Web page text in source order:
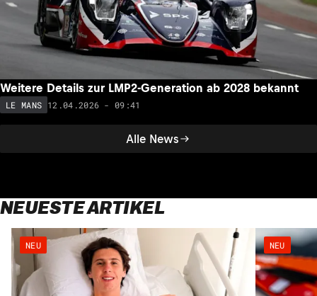
Alle News
Weitere Details zur LMP2-Generation ab 2028 bekannt
LE MANS 12.04.2026 - 09:41
NEUESTE ARTIKEL
NEU NEU